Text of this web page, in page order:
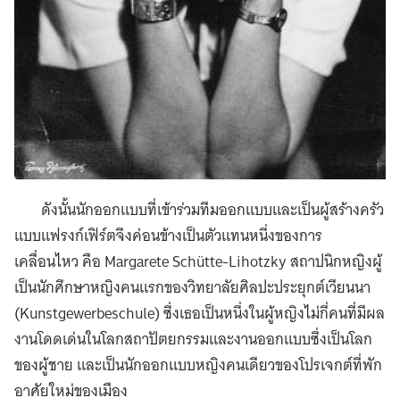
ดังนั้นนักออกแบบที่เข้าร่วมทีมออกแบบและเป็นผู้สร้างครัว
แบบแฟรงก์เฟิร์ตจึงค่อนข้างเป็นตัวแทนหนึ่งของการ
เคลื่อนไหว คือ Margarete Schütte-Lihotzky สถาปนิกหญิงผู้
เป็นนักศึกษาหญิงคนแรกของวิทยาลัยศิลปะประยุกต์เวียนนา
(Kunstgewerbeschule) ซึ่งเธอเป็นหนึ่งในผู้หญิงไม่กี่คนที่มีผล
งานโดดเด่นในโลกสถาปัตยกรรมและงานออกแบบซึ่งเป็นโลก
ของผู้ชาย และเป็นนักออกแบบหญิงคนเดียวของโปรเจกต์ที่พัก
อาศัยใหม่ของเมือง